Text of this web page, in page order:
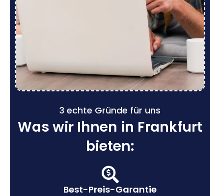
3 echte Gründe für uns
Was wir Ihnen in Frankfurt
bieten:
Best-Preis-Garantie